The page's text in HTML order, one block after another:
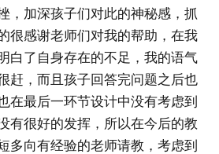
，加深孩子们对此的神秘感，抓
很感谢老师们对我的帮助，在我
白了自身存在的不足，我的语气
赶，而且孩子回答完问题之后也
在最后一环节设计中没有考虑到
有很好的发挥，所以在今后的教
多向有经验的老师请教，考虑到